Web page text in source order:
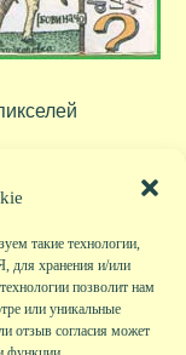
такие технологии,
для хранения и/или
позволит нам
или уникальные
отзыв согласия может